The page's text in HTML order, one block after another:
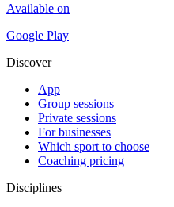
Available on
Google Play
Discover
App
Group sessions
Private sessions
For businesses
Which sport to choose
Coaching pricing
Disciplines